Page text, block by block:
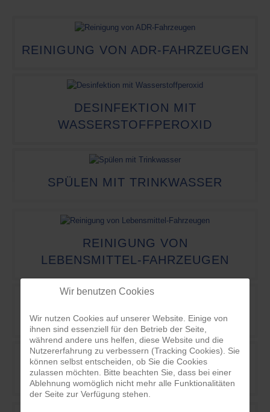
REINIGUNG VON ADR-FAHRZEUGEN
DESINFEKTION MIT
WASSERSTOFFPEROXID
SPÜLEN MIT TRINKWASSER
REINIGUNG VON
LEBENSMITTEL-FAHRZEUGEN
SPÜLEN VON LEITUNGEN/ROHREN
KOSCHERE REINIGUNG
Wir benutzen Cookies
Wir nutzen Cookies auf unserer Website. Einige von
ihnen sind essenziell für den Betrieb der Seite,
während andere uns helfen, diese Website und die
Nutzererfahrung zu verbessern (Tracking Cookies). Sie
können selbst entscheiden, ob Sie die Cookies
zulassen möchten. Bitte beachten Sie, dass bei einer
Ablehnung womöglich nicht mehr alle Funktionalitäten
der Seite zur Verfügung stehen.